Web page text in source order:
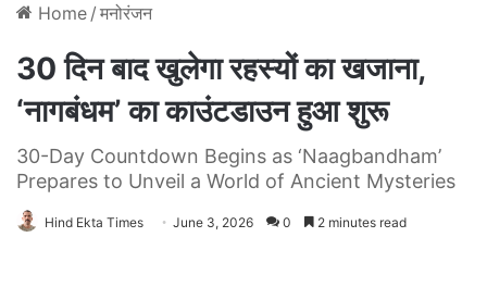
Home / मनोरंजन
30 दिन बाद खुलेगा रहस्यों का खजाना,
‘नागबंधम’ का काउंटडाउन हुआ शुरू
30-Day Countdown Begins as ‘Naagbandham’
Prepares to Unveil a World of Ancient Mysteries
Hind Ekta Times June 3, 2026 0 2 minutes read